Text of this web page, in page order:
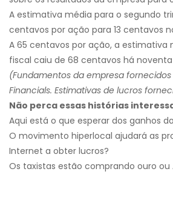
A estimativa média para o segundo
centavos por ação para 13 centavos
A 65 centavos por ação, a estimativa
fiscal caiu de 68 centavos há noventa
(Fundamentos da empresa fornecidos
Financials. Estimativas de lucros
Não perca essas histórias
Aqui está o que esperar dos ganhos
O movimento hiperlocal ajudará as
Internet a obter lucros?
Os taxistas estão comprando ouro ou